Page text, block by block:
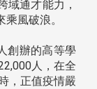
域通才能力，
風破浪。
創辦的高等學
人，在全
，正值疫情嚴